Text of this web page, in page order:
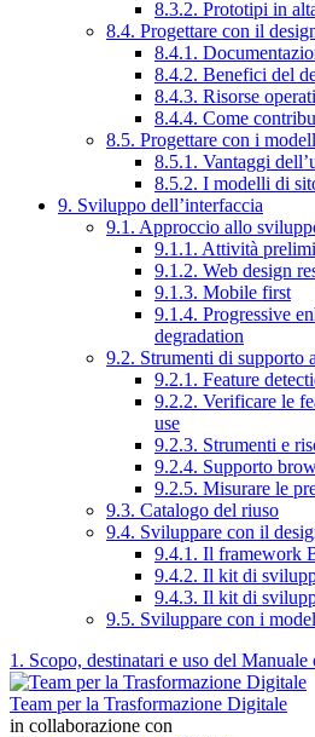
8.3.2. Prototipi in
8.4. Progettare con il
8.4.1.
8.4.2. Benefici del
8.4.3. Risorse
8.4.4. Come
8.5. Progettare con i
8.5.1. Vantaggi
8.5.2. I modelli di
9. Sviluppo dell’interfaccia
9.1. Approccio allo
9.1.1. Attività
9.1.2. Web design
9.1.3. Mobile first
9.1.4. Progressive
degradation
9.2. Strumenti di supporto
9.2.1. Feature
9.2.2. Verificare le
use
9.2.3. Strumenti e
9.2.4. Supporto
9.2.5. Misurare le
9.3. Catalogo del riuso
9.4. Sviluppare con il
9.4.1. Il framework
9.4.2. Il kit di
9.4.3. Il kit di
9.5. Sviluppare con i
1. Scopo, destinatari e uso del
Team per la Trasformazione Digitale
in collaborazione con